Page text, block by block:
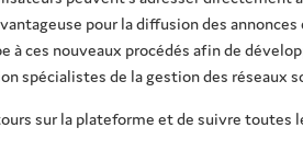
pour la diffusion des
à ces nouveaux procédés afin de
spécialistes de la gestion des réseaux
sur la plateforme et de suivre toutes